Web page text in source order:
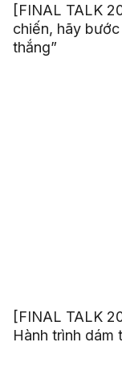
[FINAL TALK
chiến, hãy
thắng”
[FINAL TALK
Hành trình dám